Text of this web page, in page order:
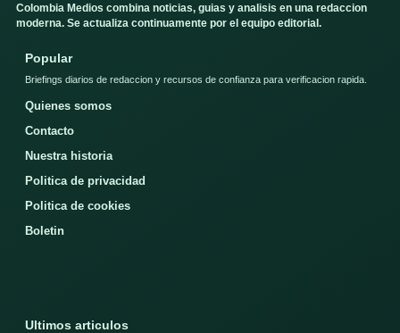
Colombia Medios combina noticias, guias y analisis en una redaccion
moderna. Se actualiza continuamente por el equipo editorial.
Popular
Briefings diarios de redaccion y recursos de confianza para verificacion rapida.
Quienes somos
Contacto
Nuestra historia
Politica de privacidad
Politica de cookies
Boletin
Ultimos articulos